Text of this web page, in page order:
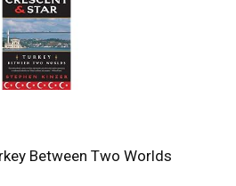
Between Two Worlds